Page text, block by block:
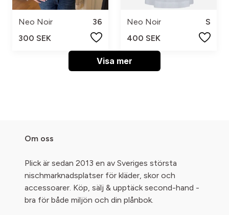
Neo Noir
36
300 SEK
Neo Noir
S
400 SEK
Visa mer
Om oss
Plick är sedan 2013 en av Sveriges största
nischmarknadsplatser för kläder, skor och
accessoarer. Köp, sälj & upptäck second-hand -
bra för både miljön och din plånbok.